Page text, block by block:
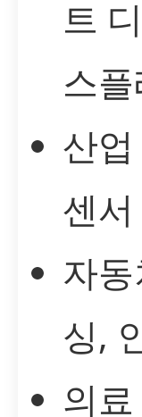
트
스
산
센
자
싱,
의